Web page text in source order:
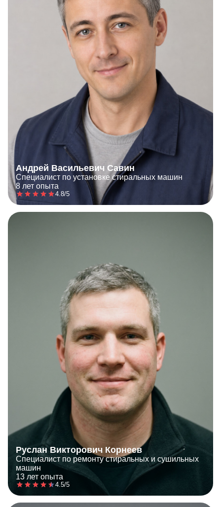
Андрей Васильевич Савин
Специалист по установке стиральных машин
8 лет опыта
4.8/5
Руслан Викторович Корнеев
Специалист по ремонту стиральных и сушильных
машин
13 лет опыта
4.5/5